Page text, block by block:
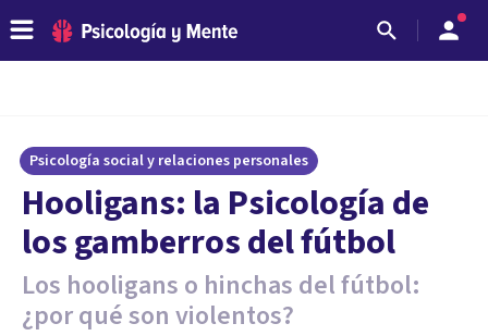
Psicología social y relaciones personales
Hooligans: la Psicología de
los gamberros del fútbol
Los hooligans o hinchas del fútbol:
¿por qué son violentos?